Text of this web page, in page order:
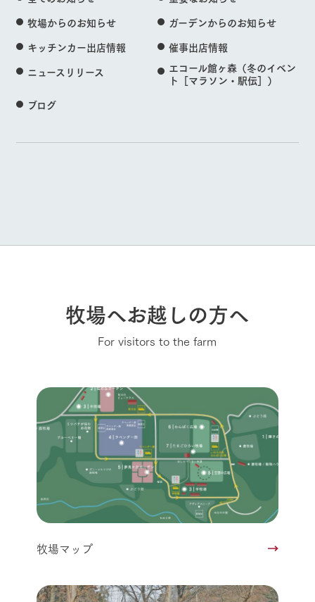
牧場からのお知らせ
ガーデンからのお知らせ
キッチンカー出店情報
催事出店情報
ニュースリリース
エコール館ヶ森（冬のイベン
ト［マラソン・駅伝］）
ブログ
牧場へお越しの方へ
For visitors to the farm
牧場マップ